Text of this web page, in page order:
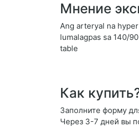
Мнение
Ang arteryal na
lumalagpas sa 140/
table
Как
Заполните форму
Через 3-7 дней вы